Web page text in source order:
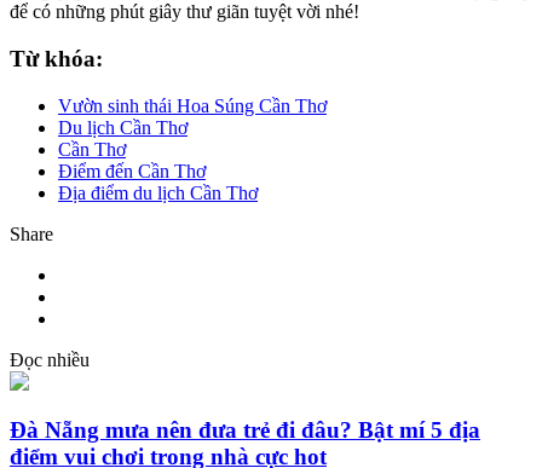
để có những phút giây thư giãn tuyệt vời nhé!
Từ khóa:
Vườn sinh thái Hoa Súng Cần Thơ
Du lịch Cần Thơ
Cần Thơ
Điểm đến Cần Thơ
Địa điểm du lịch Cần Thơ
Share
Đọc nhiều
Đà Nẵng mưa nên đưa trẻ đi đâu? Bật mí 5 địa
điểm vui chơi trong nhà cực hot